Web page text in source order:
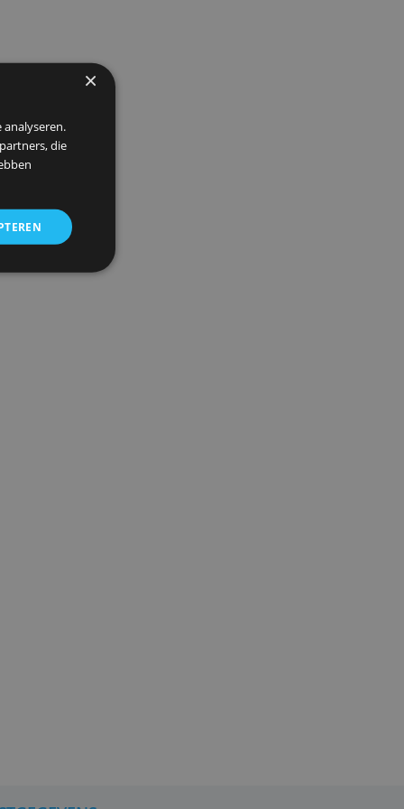
ons verkeer te analyseren.
en analysepartners, die
of die zij hebben